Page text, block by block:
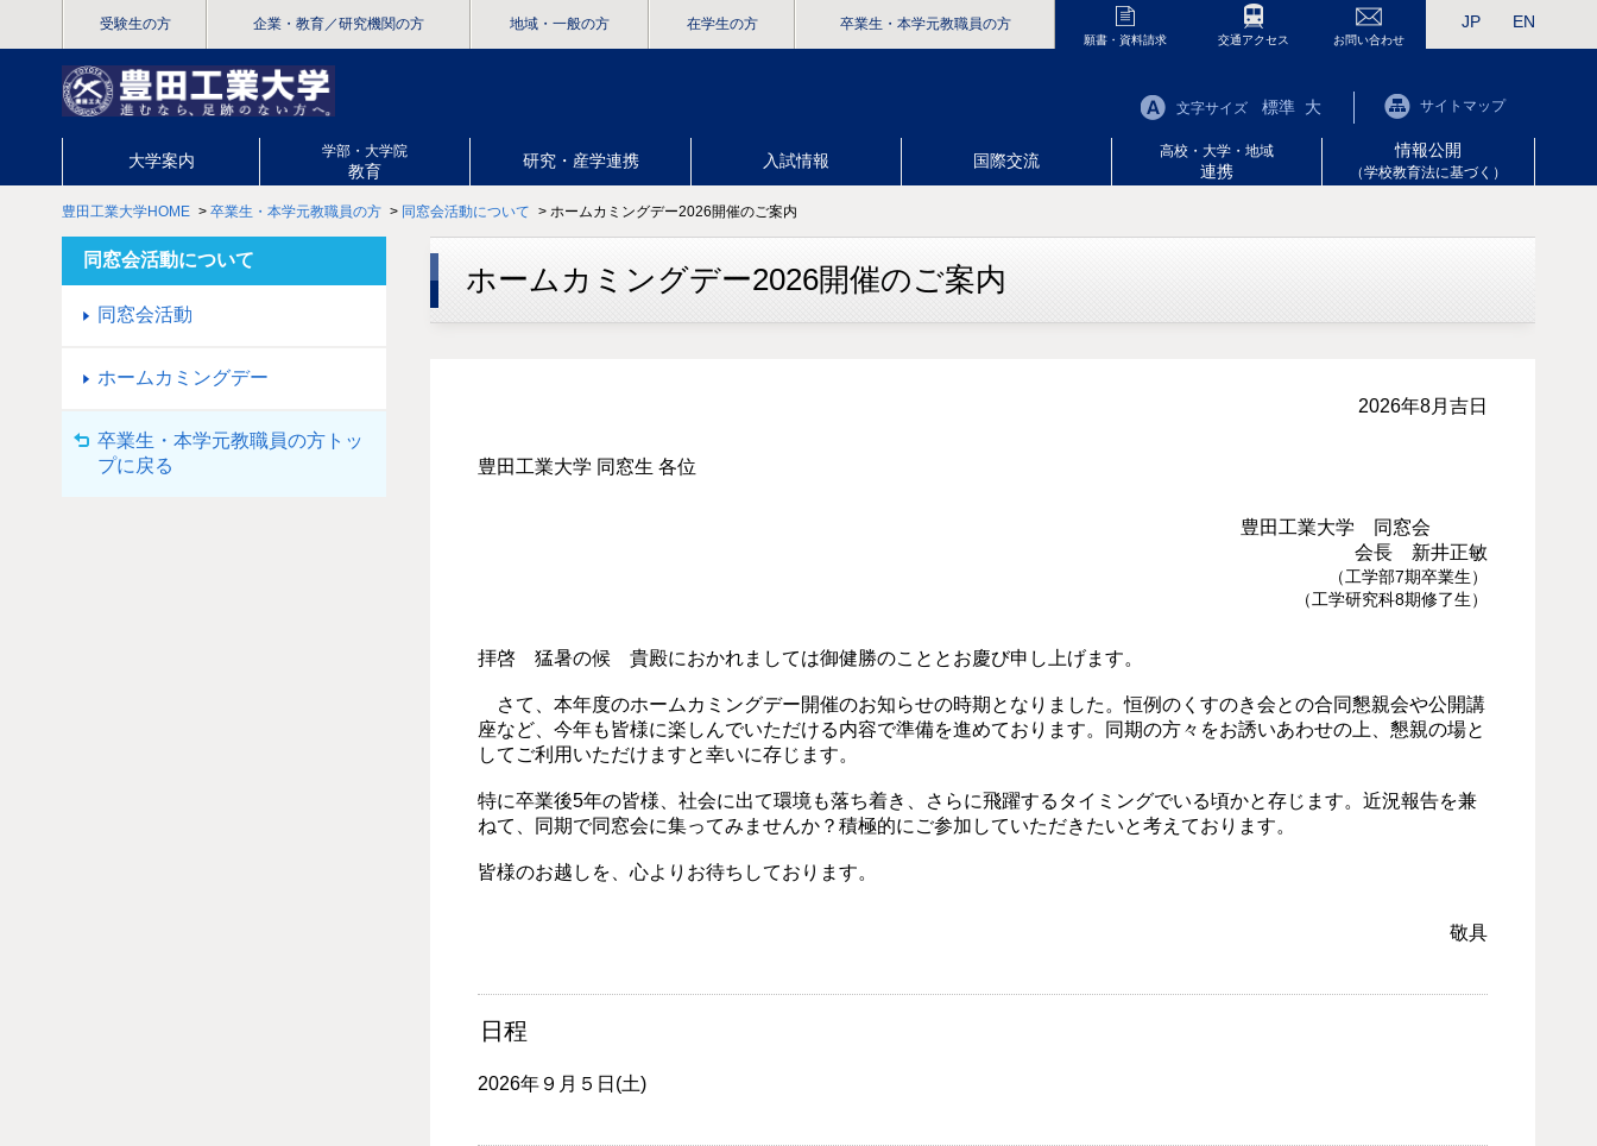
受験生の方 企業・教育／研究機関の方 地域・一般の方 在学生の方 卒業生 ・本学元教職員の方
願書・資料請求 交通アクセス お問い合わせ
JP EN
サイトマップ
文字サイズ 標準 大
大学案内 学部・大学院
教育
研究・産学連携 入試情報 国際交流 高校・大学・地域
連携
情報公開
（学校教育法に基づく）
豊田工業大学HOME > 卒業生・本学元教職員の方 > 同窓会活動について > ホームカミングデー2026開催のご案内
ホームカミングデー2026開催のご案内
2026年8月吉日
豊田工業大学 同窓生 各位
豊田工業大学 同窓会
会長 新井正敏
（工学部7期卒業生）
（工学研究科8期修了生）
拝啓 猛暑の候 貴殿におかれましては御健勝のこととお慶び申し上げます。
さて、本年度のホームカミングデー開催のお知らせの時期となりました。恒例のくすのき会との合同懇親会や公開講
座など、今年も皆様に楽しんでいただける内容で準備を進めております。同期の方々をお誘いあわせの上、懇親の場と
してご利用いただけますと幸いに存じます。
特に卒業後5年の皆様、社会に出て環境も落ち着き、さらに飛躍するタイミングでいる頃かと存じます。近況報告を兼
ねて、同期で同窓会に集ってみませんか？積極的にご参加していただきたいと考えております。
皆様のお越しを、心よりお待ちしております。
敬具
日程
2026年９月５日(土)
同窓会活動について
同窓会活動
ホームカミングデー
卒業生・本学元教職員の方トッ
プに戻る